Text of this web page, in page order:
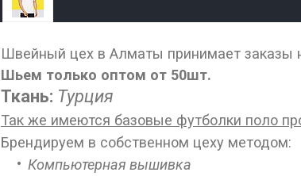
Швейный цех в Алматы принимает заказы
Шьем только оптом от 50шт.
Ткань: Турция
Так же имеются базовые футболки поло
Брендируем в собственном цеху методом:
Компьютерная вышивка